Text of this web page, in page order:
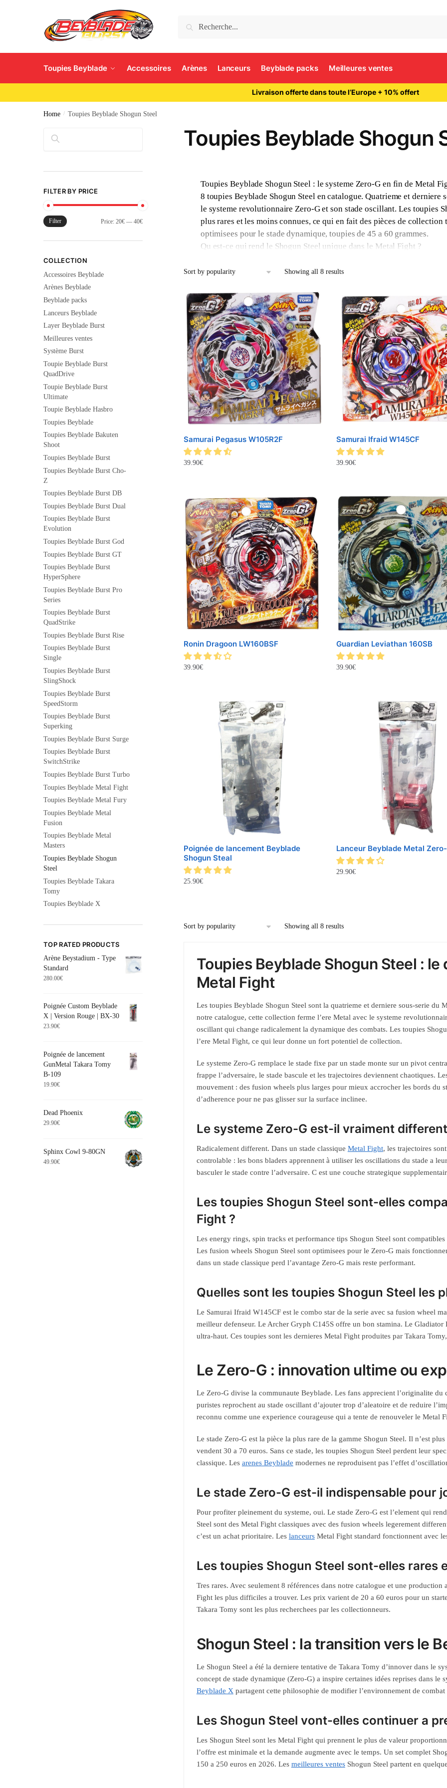
Search
Toupies Beyblade Accessoires Arènes Lanceurs Beyblade packs Meilleures ventes
Livraison offerte dans toute l’Europe + 10% offert
Home / Toupies Beyblade Shogun Steel
Toupies Beyblade Shogun
Toupies Beyblade Shogun Steel : le systeme Zero-G en fin de Metal
8 toupies Beyblade Shogun Steel en catalogue. Quatrieme et
le systeme revolutionnaire Zero-G et son stade oscillant. Les toupies
plus rares et les moins connues, ce qui en fait des pièces de collection
optimisees pour le stade dynamique, toupies de 45 a 60 grammes.
Qu est-ce qui rend le Shogun Steel unique dans le Metal Fight ?
chaotiques et les combats imprevisibles. Aucune autre génération
Les toupies Shogun Steel sont-elles compatibles avec les autres Metal
Oui. Energy rings, spin tracks et performance tips universels avec
Fury. Les fusion wheels Shogun Steel fonctionnent aussi dans un
Zero-G.
Showing all 8 results
Samurai Pegasus W105R2F
39.90€
Samurai Ifraid W145CF
39.90€
Ronin Dragoon LW160BSF
39.90€
Guardian Leviathan 160SB
39.90€
Poignée de lancement Beyblade
Shogun Steal
25.90€
Lanceur Beyblade Metal
29.90€
Showing all 8 results
Toupies Beyblade Shogun Steel : le
Metal Fight
Les toupies Beyblade Shogun Steel sont la quatrieme et derniere sous-serie du
notre catalogue, cette collection ferme l’ere Metal avec le systeme
oscillant qui change radicalement la dynamique des combats. Les toupies
l’ere Metal Fight, ce qui leur donne un fort potentiel de collection.
Le systeme Zero-G remplace le stade fixe par un stade monte sur un pivot
frappe l’adversaire, le stade bascule et les trajectoires deviennent chaotiques.
mouvement : des fusion wheels plus larges pour mieux accrocher les bords du
d’adherence pour ne pas glisser sur la surface inclinee.
Le systeme Zero-G est-il vraiment
Radicalement different. Dans un stade classique Metal Fight, les trajectoires
controlable : les bons bladers apprennent à utiliser les oscillations du stade a
basculer le stade contre l’adversaire. C est une couche strategique
Les toupies Shogun Steel sont-elles
Fight ?
Les energy rings, spin tracks et performance tips Shogun Steel sont
Les fusion wheels Shogun Steel sont optimisees pour le Zero-G mais
dans un stade classique perd l’avantage Zero-G mais reste performant.
Quelles sont les toupies Shogun Steel les
Le Samurai Ifraid W145CF est le combo star de la serie avec sa fusion wheel
meilleur defenseur. Le Archer Gryph C145S offre un bon stamina. Le
ultra-haut. Ces toupies sont les dernieres Metal Fight produites par Takara
Le Zero-G : innovation ultime ou
Le Zero-G divise la communaute Beyblade. Les fans apprecient l’originalite du
puristes reprochent au stade oscillant d’ajouter trop d’aleatoire et de reduire
reconnu comme une experience courageuse qui a tente de renouveler le Metal
Le stade Zero-G est la pièce la plus rare de la gamme Shogun Steel. Il n’est
vendent 30 a 70 euros. Sans ce stade, les toupies Shogun Steel perdent leur
classique. Les arenes Beyblade modernes ne reproduisent pas l’effet
Le stade Zero-G est-il indispensable pour
Pour profiter pleinement du systeme, oui. Le stade Zero-G est l’element qui
Steel sont des Metal Fight classiques avec des fusion wheels legerement
c’est un achat prioritaire. Les lanceursMetal Fight standard fonctionnent avec
Les toupies Shogun Steel sont-elles rares
Tres rares. Avec seulement 8 références dans notre catalogue et une
Fight les plus difficiles a trouver. Les prix varient de 20 a 60 euros pour un
Takara Tomy sont les plus recherchees par les collectionneurs.
Shogun Steel : la transition vers le
Le Shogun Steel a été la derniere tentative de Takara Tomy d’innover dans le
concept de stade dynamique (Zero-G) a inspire certaines idées reprises dans le
Beyblade X partagent cette philosophie de modifier l’environnement de
Les Shogun Steel vont-elles continuer a
Les Shogun Steel sont les Metal Fight qui prennent le plus de valeur
l’offre est minimale et la demande augmente avec le temps. Un set complet
150 a 250 euros en 2026. Les meilleures ventesShogun Steel partent en
Rechercher
FILTER BY PRICE
Filter Price: 20€— 40€
COLLECTION
Accessoires Beyblade
Arènes Beyblade
Beyblade packs
Lanceurs Beyblade
Layer Beyblade Burst
Meilleures ventes
Système Burst
Toupie Beyblade Burst
QuadDrive
Toupie Beyblade Burst
Ultimate
Toupie Beyblade Hasbro
Toupies Beyblade
Toupies Beyblade Bakuten
Shoot
Toupies Beyblade Burst
Toupies Beyblade Burst Cho-
Z
Toupies Beyblade Burst DB
Toupies Beyblade Burst Dual
Toupies Beyblade Burst
Evolution
Toupies Beyblade Burst God
Toupies Beyblade Burst GT
Toupies Beyblade Burst
HyperSphere
Toupies Beyblade Burst Pro
Series
Toupies Beyblade Burst
QuadStrike
Toupies Beyblade Burst Rise
Toupies Beyblade Burst
Single
Toupies Beyblade Burst
SlingShock
Toupies Beyblade Burst
SpeedStorm
Toupies Beyblade Burst
Superking
Toupies Beyblade Burst Surge
Toupies Beyblade Burst
SwitchStrike
Toupies Beyblade Burst Turbo
Toupies Beyblade Metal Fight
Toupies Beyblade Metal Fury
Toupies Beyblade Metal
Fusion
Toupies Beyblade Metal
Masters
Toupies Beyblade Shogun
Steel
Toupies Beyblade Takara
Tomy
Toupies Beyblade X
TOP RATED PRODUCTS
Arène Beystadium - Type
Standard
280.00€
Poignée Custom Beyblade
X | Version Rouge | BX-30
23.90€
Poignée de lancement
GunMetal Takara Tomy
B-109
19.90€
Dead Phoenix
29.90€
Sphinx Cowl 9-80GN
49.90€